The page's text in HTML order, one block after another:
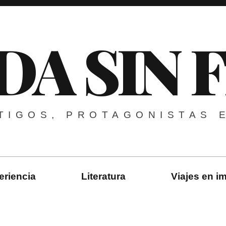
SIN
PROTAGONISTAS
Literatura Viajes en